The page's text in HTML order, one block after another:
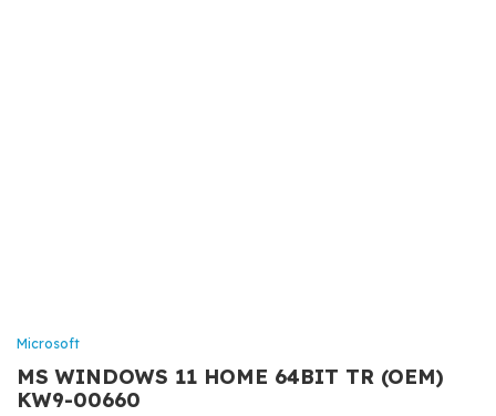
Microsoft
MS WINDOWS 11 HOME 64BIT TR (OEM)
KW9-00660